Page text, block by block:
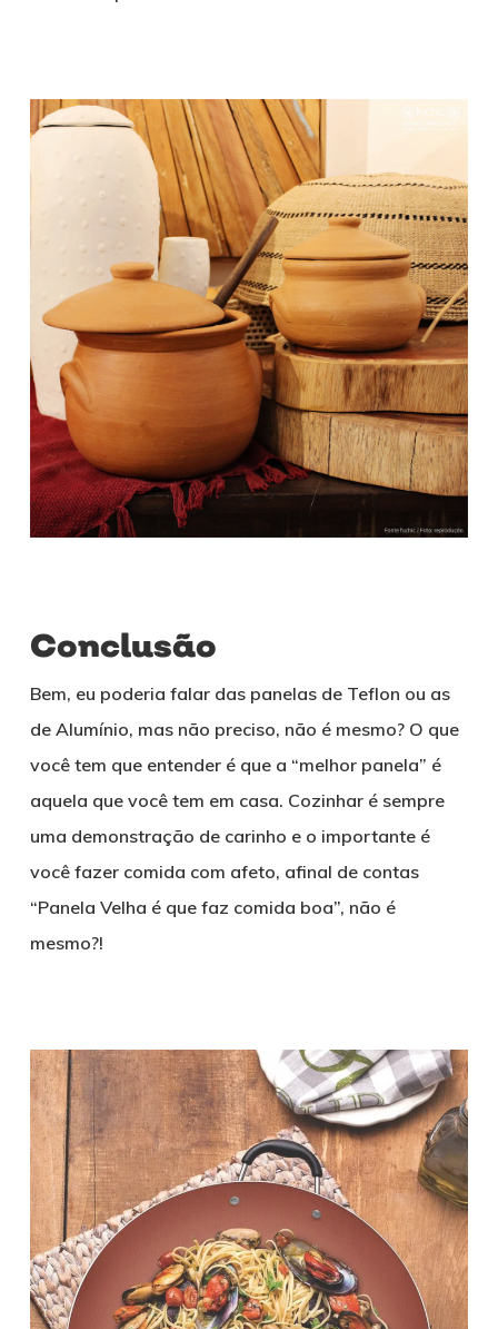
Conclusão
Bem, eu poderia falar das panelas de Teflon ou as
de Alumínio, mas não preciso, não é mesmo? O que
você tem que entender é que a “melhor panela” é
aquela que você tem em casa. Cozinhar é sempre
uma demonstração de carinho e o importante é
você fazer comida com afeto, afinal de contas
“Panela Velha é que faz comida boa”, não é
mesmo?!